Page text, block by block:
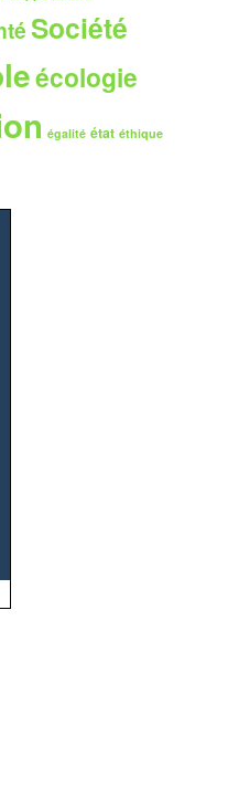
Société
écologie
égalité état éthique